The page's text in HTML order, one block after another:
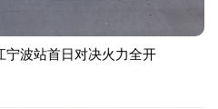
宁波站首日对决火力全开